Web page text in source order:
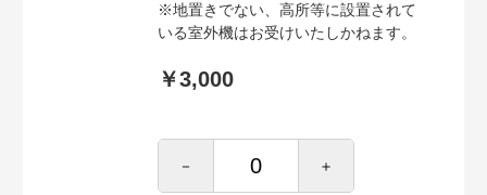
※地置きでない、高所等に設置されて
いる室外機はお受けいたしかねます。
￥3,000
－ ＋